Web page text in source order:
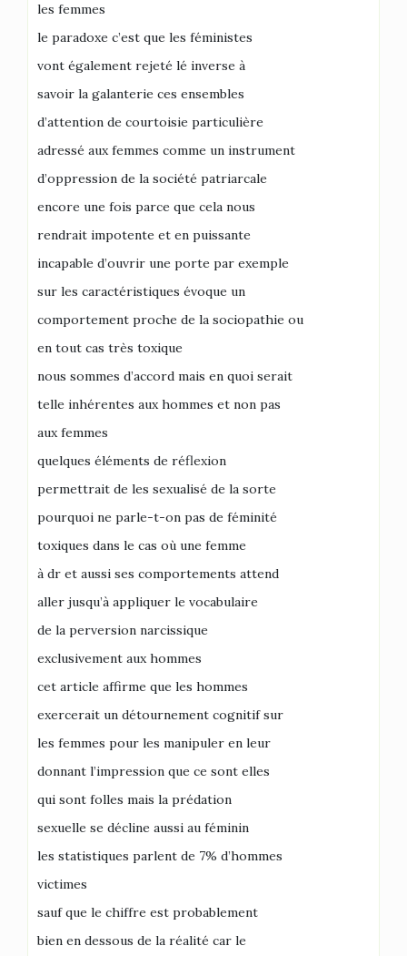
les femmes
le paradoxe c’est que les féministes
vont également rejeté lé inverse à
savoir la galanterie ces ensembles
d’attention de courtoisie particulière
adressé aux femmes comme un instrument
d’oppression de la société patriarcale
encore une fois parce que cela nous
rendrait impotente et en puissante
incapable d’ouvrir une porte par exemple
sur les caractéristiques évoque un
comportement proche de la sociopathie ou
en tout cas très toxique
nous sommes d’accord mais en quoi serait
telle inhérentes aux hommes et non pas
aux femmes
quelques éléments de réflexion
permettrait de les sexualisé de la sorte
pourquoi ne parle-t-on pas de féminité
toxiques dans le cas où une femme
à dr et aussi ses comportements attend
aller jusqu’à appliquer le vocabulaire
de la perversion narcissique
exclusivement aux hommes
cet article affirme que les hommes
exercerait un détournement cognitif sur
les femmes pour les manipuler en leur
donnant l’impression que ce sont elles
qui sont folles mais la prédation
sexuelle se décline aussi au féminin
les statistiques parlent de 7% d’hommes
victimes
sauf que le chiffre est probablement
bien en dessous de la réalité car le